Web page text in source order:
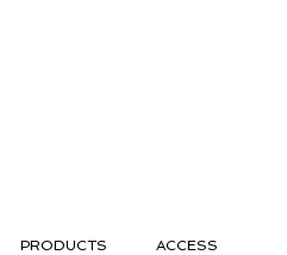
PRODUCTS ACCESS